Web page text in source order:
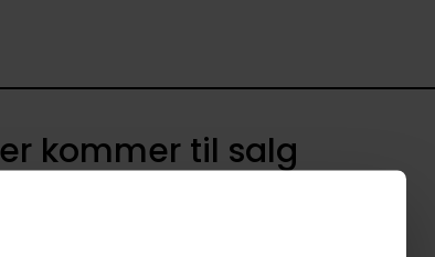
kommer til salg
når nye boliger kommer til salg
kr. - 3.000.000 kr.